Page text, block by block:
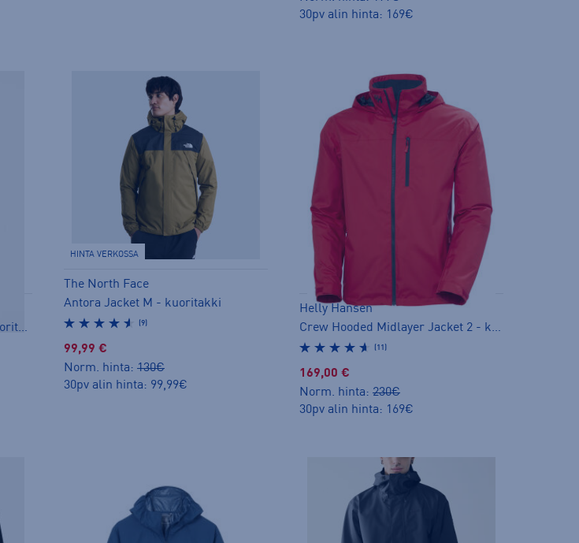
30pv alin hinta: 169€
Crew Hooded Jacket 2.0 M - kuoritakki
HINTA VERKOSSA
The North Face
Antora Jacket M - kuoritakki
(9)
99,99 €
Norm. hinta: 130€
30pv alin hinta: 99,99€
Helly Hansen
Crew Hooded Midlayer Jacket 2 - kuoritakki
(11)
169,00 €
Norm. hinta: 230€
30pv alin hinta: 169€